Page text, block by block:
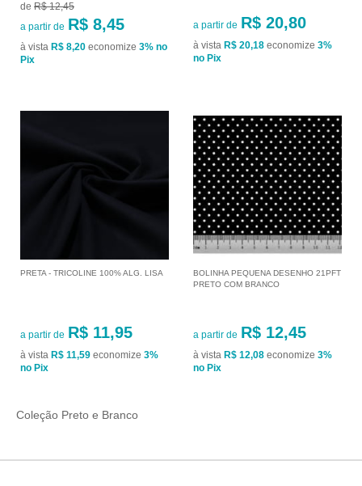
de R$ 12,45
a partir de R$ 8,45
à vista R$ 8,20 economize 3% no
Pix
a partir de R$ 20,80
à vista R$ 20,18 economize 3%
no Pix
PRETA - TRICOLINE 100% ALG. LISA
a partir de R$ 11,95
à vista R$ 11,59 economize 3%
no Pix
BOLINHA PEQUENA DESENHO 21PFT
PRETO COM BRANCO
a partir de R$ 12,45
à vista R$ 12,08 economize 3%
no Pix
Coleção Preto e Branco